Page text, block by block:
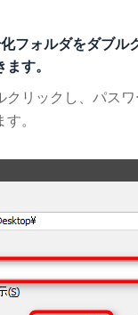
フォルダをダブル
す。
クリックし、パス
。